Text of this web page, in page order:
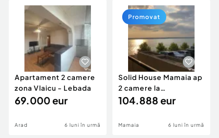
Animale de companie
Afaceri și echipamente profesionale
Inchiriere Bunuri si Vehicule
Piese auto si accesorii
Dacia Duster
Apartament 2 camere
zona Vlaicu - Lebada
69.000 eur
Arad 6 luni în urmă
Solid House Mamaia ap
2 camere la
cheie,langa Mega
104.888 eur
Mamaia 6 luni în urmă
Promovat